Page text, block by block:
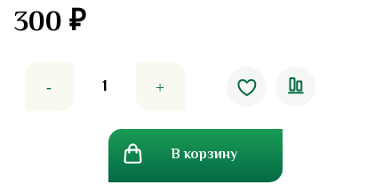
300₽
товара
В корзину